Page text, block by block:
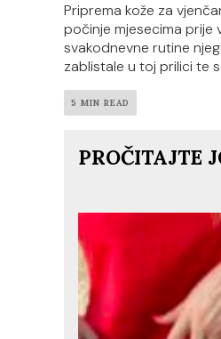
Priprema kože za
počinje mjesecima prije
svakodnevne rutine
zablistale u toj prilici te
5 MIN READ
PROČITAJTE